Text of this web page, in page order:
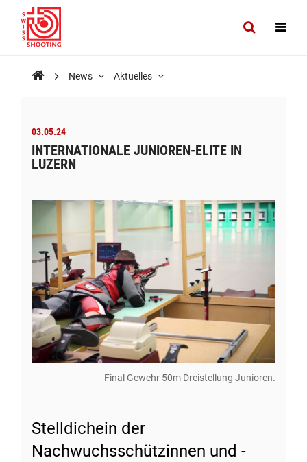
News Aktuelles
03.05.24
INTERNATIONALE JUNIOREN-ELITE IN
LUZERN
Final Gewehr 50m Dreistellung Junioren.
Stelldichein der
Nachwuchsschützinnen und -